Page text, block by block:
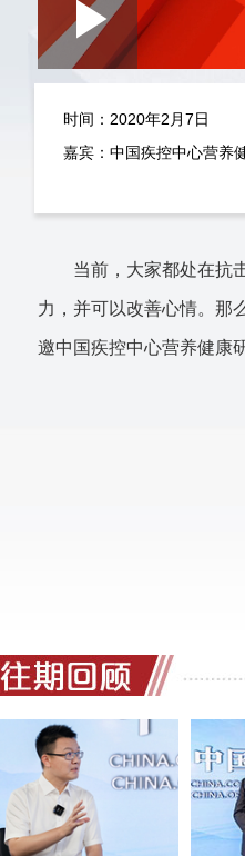
Play
Video
Loaded
/--:--
时间：2020年2月7日
嘉宾：中国疾控中心营养
当前，大家都处在抗
力， 并可以改善心情。那
邀中国疾控中心营养健康